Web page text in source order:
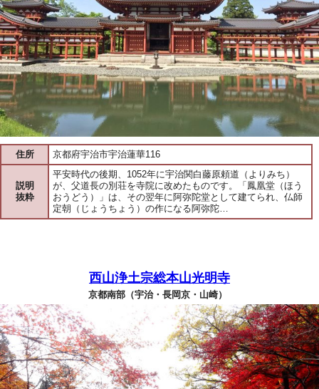
住所 京都府宇治市宇治蓮華116
説明
抜粋
平安時代の後期、1052年に宇治関白藤原頼道（よりみち）
が、父道長の別荘を寺院に改めたものです。「鳳凰堂（ほう
おうどう）」は、その翌年に阿弥陀堂として建てられ、仏師
定朝（じょうちょう）の作になる阿弥陀…
西山浄土宗総本山光明寺
京都南部（宇治・長岡京・山崎）